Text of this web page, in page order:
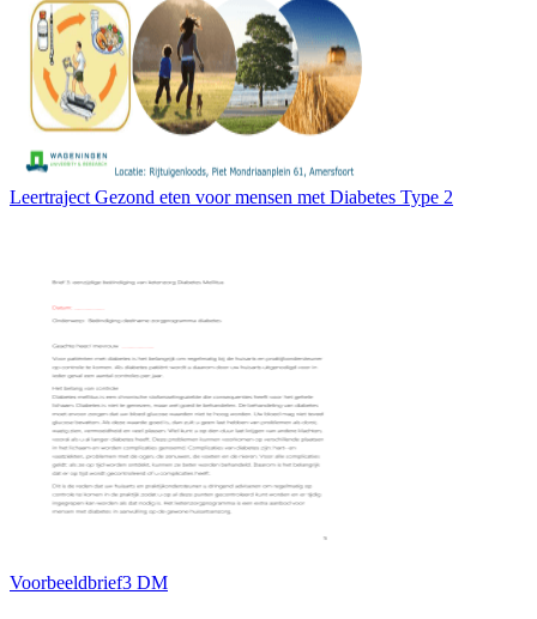
Leertraject Gezond eten voor mensen met Diabetes Type 2
Voorbeeldbrief3 DM